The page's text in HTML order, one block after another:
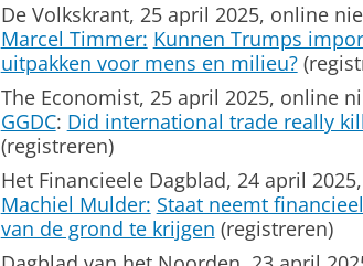
De Volkskrant, 25 april 2025, online
Marcel Timmer: Kunnen Trumps
uitpakken voor mens en milieu?
The Economist, 25 april 2025, online
GGDC: Did international trade really
(registreren)
Het Financieele Dagblad, 24 april
Machiel Mulder: Staat neemt
van de grond te krijgen (registreren)